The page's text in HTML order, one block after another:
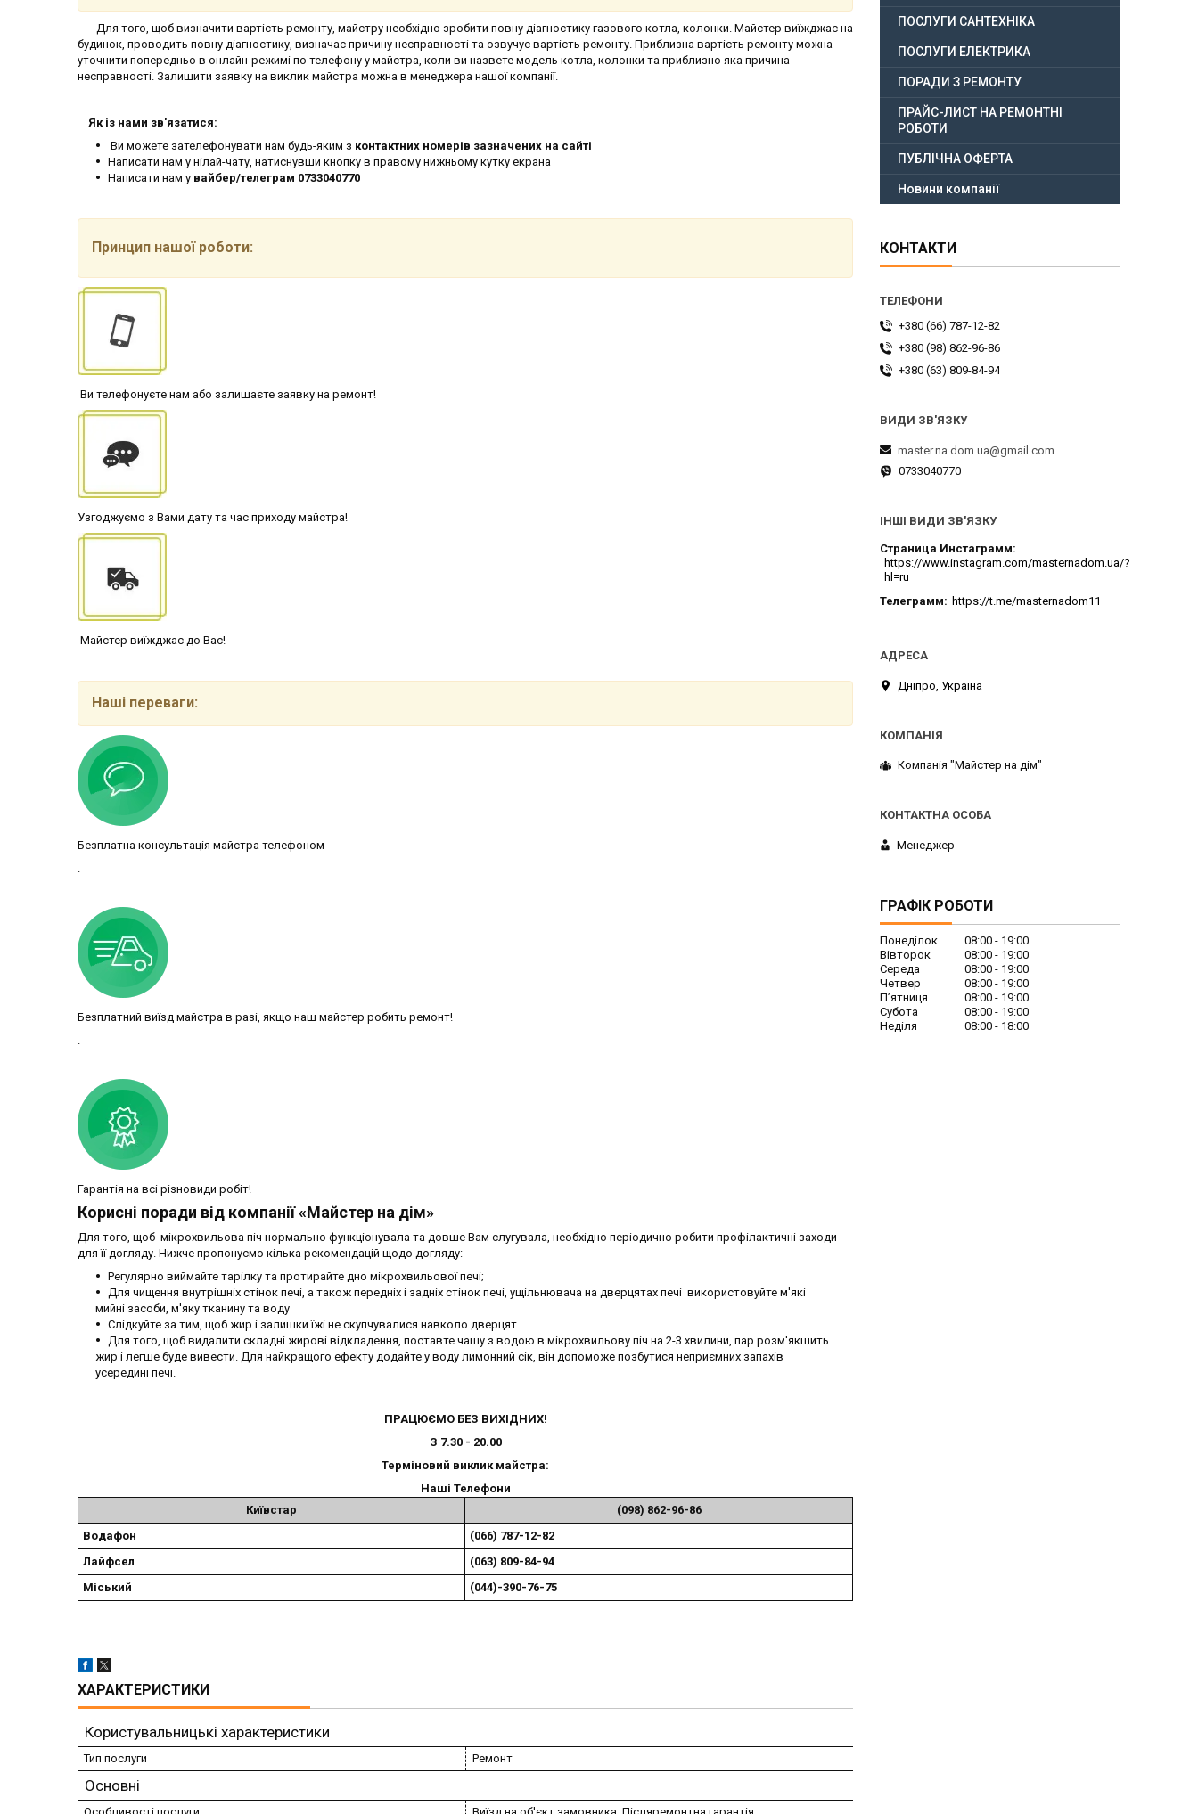
Для того, щоб визначити вартість ремонту, майстру необхідно зробити повну діагностику газового котла, колонки. Майстер виїжджає на
будинок, проводить повну діагностику, визначає причину несправності та озвучує вартість ремонту. Приблизна вартість ремонту можна
уточнити попередньо в онлайн-режимі по телефону у майстра, коли ви назвете модель котла, колонки та приблизно яка причина
несправності. Залишити заявку на виклик майстра можна в менеджера нашої компанії.
Як із нами зв'язатися:
Ви можете зателефонувати нам будь-яким з контактних номерів зазначених на сайті
Написати нам у нілай-чату, натиснувши кнопку в правому нижньому кутку екрана
Написати нам у вайбер/телеграм 0733040770
Принцип нашої роботи:
Ви телефонуєте нам або залишаєте заявку на ремонт!
Узгоджуємо з Вами дату та час приходу майстра!
Майстер виїжджає до Вас!
Наші переваги:
Безплатна консультація майстра телефоном
Безплатний виїзд майстра в разі, якщо наш майстер робить ремонт!
Гарантія на всі різновиди робіт!
Корисні поради від компанії «Майстер на дім»
Для того, щоб мікрохвильова піч нормально функціонувала та довше Вам слугувала, необхідно періодично робити профілактичні заходи
для її догляду. Нижче пропонуємо кілька рекомендацій щодо догляду:
Регулярно виймайте тарілку та протирайте дно мікрохвильової печі;
Для чищення внутрішніх стінок печі, а також передніх і задніх стінок печі, ущільнювача на дверцятах печі використовуйте м'які
мийні засоби, м'яку тканину та воду
Слідкуйте за тим, щоб жир і залишки їжі не скупчувалися навколо дверцят.
Для того, щоб видалити складні жирові відкладення, поставте чашу з водою в мікрохвильову піч на 2-3 хвилини, пар розм'якшить
жир і легше буде вивести. Для найкращого ефекту додайте у воду лимонний сік, він допоможе позбутися неприємних запахів
усередині печі.
ПРАЦЮЄМО БЕЗ ВИХІДНИХ!
З 7.30 - 20.00
Терміновий виклик майстра:
Наші Телефони
Київстар
(098) 862-96-86
Водафон
(066) 787-12-82
Лайфсел
(063) 809-84-94
Міський
(044)-390-76-75
ХАРАКТЕРИСТИКИ
Користувальницькі характеристики
Тип послуги Ремонт
Основні
ПОСЛУГИ САНТЕХНІКА
ПОСЛУГИ ЕЛЕКТРИКА
ПОРАДИ З РЕМОНТУ
ПРАЙС-ЛИСТ НА РЕМОНТНІ
РОБОТИ
ПУБЛІЧНА ОФЕРТА
Новини компанії
КОНТАКТИ
+380 (66) 787-12-82
+380 (98) 862-96-86
+380 (63) 809-84-94
master.na.dom.ua@gmail.com
0733040770
ІНШІ ВИДИ ЗВ'ЯЗКУ
Страница Инстаграмм
https://www.instagram.com/masternadom.ua/?
hl=ru
Телеграмм
https://t.me/masternadom11
Дніпро, Україна
Компанія "Майстер на дім"
Менеджер
ГРАФІК РОБОТИ
Понеділок 08:00
19:00
Вівторок
08:00
19:00
Середа
08:00
19:00
Четвер
08:00
19:00
Пʼятниця
08:00
19:00
Субота
08:00
19:00
Неділя
08:00 18:00